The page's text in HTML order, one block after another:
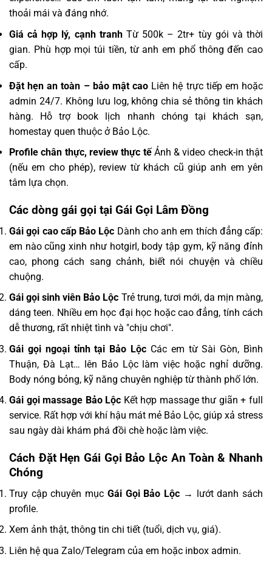
thoải mái và đáng nhớ.
Giá cả hợp lý, cạnh tranhTừ 500k – 2tr+ tùy gói và thời
gian. Phù hợp mọi túi tiền, từ anh em phổ thông đến cao
cấp.
Đặt hẹn an toàn – bảo mật cao Liên hệ trực tiếp em hoặc
admin 24/7. Không lưu log, không chia sẻ thông tin khách
hàng. Hỗ trợ book lịch nhanh chóng tại khách sạn,
homestay quen thuộc ở Bảo Lộc.
Profile chân thực, review thực tếẢnh & video check-in thật
(nếu em cho phép), review từ khách cũ giúp anh em yên
tâm lựa chọn.
Các dòng gái gọi tại Gái Gọi Lâm Đồng
Gái gọi cao cấp Bảo Lộc Dành cho anh em thích đẳng cấp:
em nào cũng xinh như hotgirl, body tập gym, kỹ năng đỉnh
cao, phong cách sang chảnh, biết nói chuyện và chiều
chuộng.
Gái gọi sinh viên Bảo Lộc Trẻ trung, tươi mới, da mịn màng,
dáng teen. Nhiều em học đại học hoặc cao đẳng, tính cách
dễ thương, rất nhiệt tình và "chịu chơi".
Gái gọi ngoại tỉnh tại Bảo Lộc Các em từ Sài Gòn, Bình
Thuận, Đà Lạt… lên Bảo Lộc làm việc hoặc nghỉ dưỡng.
Body nóng bỏng, kỹ năng chuyên nghiệp từ thành phố lớn.
Gái gọi massage Bảo Lộc Kết hợp massage thư giãn + full
service. Rất hợp với khí hậu mát mẻ Bảo Lộc, giúp xả stress
sau ngày dài khám phá đồi chè hoặc làm việc.
Cách Đặt Hẹn Gái Gọi Bảo Lộc An Toàn & Nhanh
Chóng
Truy cập chuyên mục Gái Gọi Bảo Lộc → lướt danh sách
profile.
Xem ảnh thật, thông tin chi tiết (tuổi, dịch vụ, giá).
Liên hệ qua Zalo/Telegram của em hoặc inbox admin.